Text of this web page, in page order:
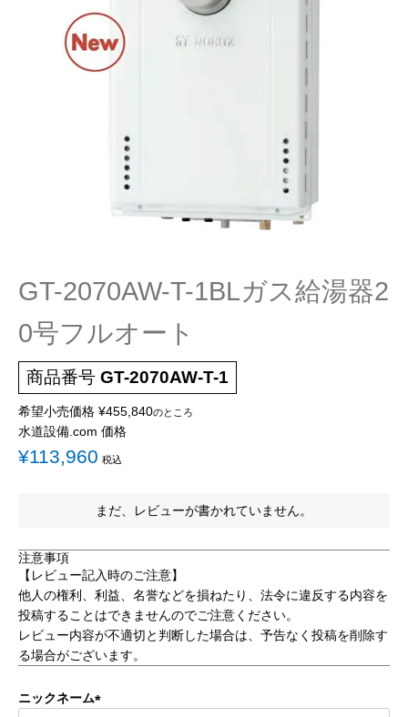
トイレ（便器）の交換はこちら
ウォシュレットなどの交換はこちら
給湯器の交換はこちら
ガスコンロの交換はこちら
工事エリア
トイレ見積もりフォーム
給湯器見積もりフォーム
取り扱いメーカー 協力業者募集
GT-2070AW-T-1BLガス給湯器2
0号フルオート
商品番号 GT-2070AW-T-1
希望小売価格 ¥455,840のところ
水道設備.com 価格
¥113,960 税込
まだ、レビューが書かれていません。
注意事項
【レビュー記入時のご注意】
他人の権利、利益、名誉などを損ねたり、法令に違反する内容を
投稿することはできませんのでご注意ください。
レビュー内容が不適切と判断した場合は、予告なく投稿を削除す
る場合がございます。
ニックネーム